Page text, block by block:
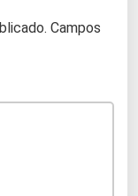
Campos